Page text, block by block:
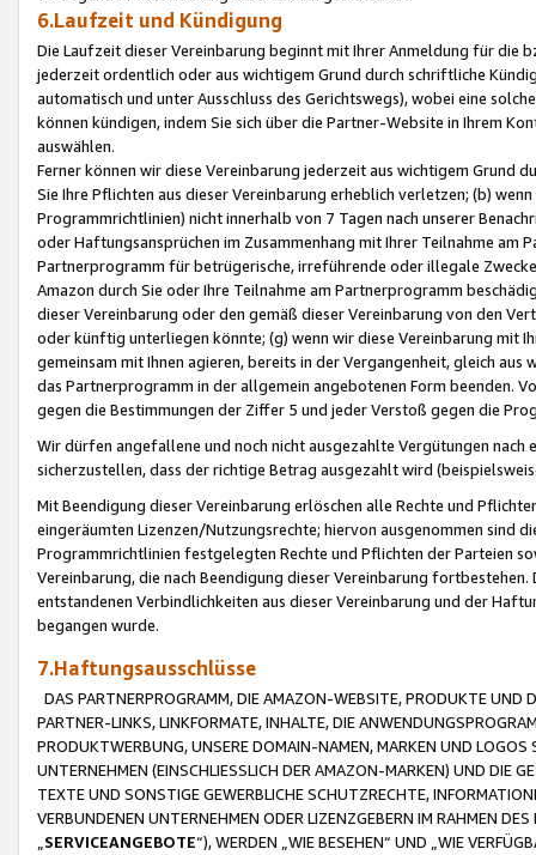
6.Laufzeit und Kündigung
Die Laufzeit dieser Vereinbarung beginnt mit Ihrer Anmeldung für die
jederzeit ordentlich oder aus wichtigem Grund durch schriftliche
automatisch und unter Ausschluss des Gerichtswegs), wobei eine
können kündigen, indem Sie sich über die Partner-Website in Ihrem
auswählen.
Ferner können wir diese Vereinbarung jederzeit aus wichtigem Grund
Sie Ihre Pflichten aus dieser Vereinbarung erheblich verletzen; (b)
Programmrichtlinien) nicht innerhalb von 7 Tagen nach unserer
oder Haftungsansprüchen im Zusammenhang mit Ihrer Teilnahme am
Partnerprogramm für betrügerische, irreführende oder illegale
Amazon durch Sie oder Ihre Teilnahme am Partnerprogramm
dieser Vereinbarung oder den gemäß dieser Vereinbarung von den
oder künftig unterliegen könnte; (g) wenn wir diese Vereinbarung mit
gemeinsam mit Ihnen agieren, bereits in der Vergangenheit, gleich
das Partnerprogramm in der allgemein angebotenen Form beenden.
gegen die Bestimmungen der Ziffer 5 und jeder Verstoß gegen die
Wir dürfen angefallene und noch nicht ausgezahlte Vergütungen
sicherzustellen, dass der richtige Betrag ausgezahlt wird
Mit Beendigung dieser Vereinbarung erlöschen alle Rechte und
eingeräumten Lizenzen/Nutzungsrechte; hiervon ausgenommen sind
Programmrichtlinien festgelegten Rechte und Pflichten der Parteien
Vereinbarung, die nach Beendigung dieser Vereinbarung
entstandenen Verbindlichkeiten aus dieser Vereinbarung und der
begangen wurde.
7.Haftungsausschlüsse
DAS PARTNERPROGRAMM, DIE AMAZON-WEBSITE, PRODUKTE UND
PARTNER-LINKS, LINKFORMATE, INHALTE, DIE
PRODUKTWERBUNG, UNSERE DOMAIN-NAMEN, MARKEN UND
UNTERNEHMEN (EINSCHLIESSLICH DER AMAZON-MARKEN) UND DIE
TEXTE UND SONSTIGE GEWERBLICHE SCHUTZRECHTE,
VERBUNDENEN UNTERNEHMEN ODER LIZENZGEBERN IM RAHMEN
SERVICEANGEBOTE“), WERDEN „WIE BESEHEN“ UND „WIE